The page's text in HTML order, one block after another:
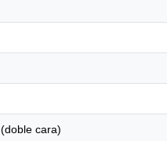
cara)